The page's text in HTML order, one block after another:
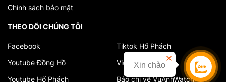
Chính sách bảo mật
THEO DÕI CHÚNG TÔI
Facebook
Youtube Đồng Hồ
Youtube Hổ Phách
Tiktok Hổ Phách
Video cửa hàng
Báo chí về VuAnhWatch
Liên hệ
Xin chào